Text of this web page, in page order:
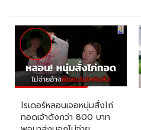
ไรเดอร์หลอนเจอหนุ่มสั่งไก่
ทอดเจ้าดังกว่า 800 บาท